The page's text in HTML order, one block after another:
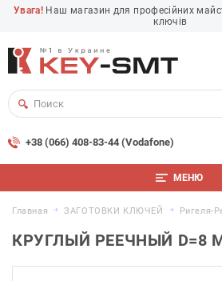
Увага! Наш магазин для професійних
ключів
+38 (066) 408-83-44 (Vodafone)
МЕНЮ
Главная ЗАГОТОВКИ КЛЮЧЕЙ Ригеля-
КРУГЛЫЙ РЕЕЧНЫЙ D=8